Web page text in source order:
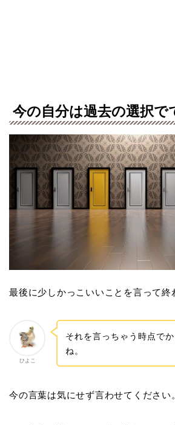
今の自分は過去の選択で
最後に少しかっこいいことを言って終
ひよこ
それを言っちゃう時点で
ね。
今の言葉は気にせず言わせてください